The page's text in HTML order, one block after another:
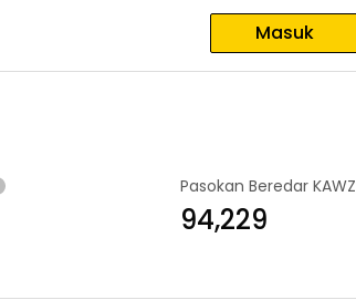
Masuk
Pasokan Beredar KAWZ
94,229